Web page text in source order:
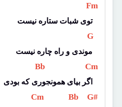
Fm
توی شبات ستاره نیست
G
موندی و راه چاره نیست
Bb Cm
اگر بیای همونجوری که بودی
Cm Bb G#